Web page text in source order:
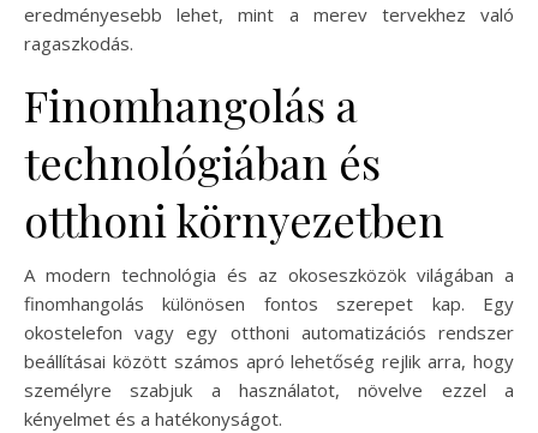
eredményesebb lehet, mint a merev tervekhez való
ragaszkodás.
Finomhangolás a
technológiában és
otthoni környezetben
A modern technológia és az okoseszközök világában a
finomhangolás különösen fontos szerepet kap. Egy
okostelefon vagy egy otthoni automatizációs rendszer
beállításai között számos apró lehetőség rejlik arra, hogy
személyre szabjuk a használatot, növelve ezzel a
kényelmet és a hatékonyságot.